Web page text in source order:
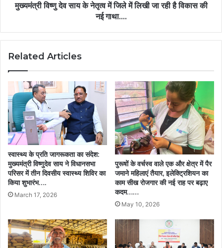
लिखी
की
मुख्यमंत्री विष्णु देव साय के नेतृत्व में जिले में लिखी जा रही है विकास की
नई गाथा….
Related Articles
स्वास्थ्य के प्रति जागरूकता का संदेश:
मुख्यमंत्री विष्णुदेव साय ने विधानसभा
परिसर में तीन दिवसीय स्वास्थ्य शिविर का
किया शुभारंभ….
March 17, 2026
पुरूषों के वर्चस्व वाले एक और क्षेत्र में पैर
जमाने महिलाएं तैयार, इलेक्ट्रिशियन का
काम सीख रोजगार की नई राह पर बढ़ाए
कदम……
May 10, 2026